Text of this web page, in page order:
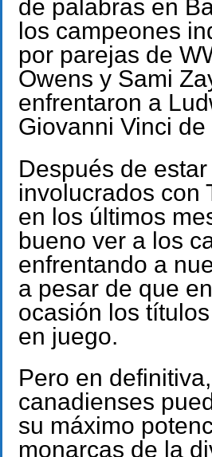
de palabras en
los campeones
por parejas de
Owens y Sami
enfrentaron a
Giovanni Vinci de
Después de estar
involucrados con
en los últimos
bueno ver a los
enfrentando a
a pesar de que
ocasión los
en juego.
Pero en
canadienses
su máximo
monarcas de la